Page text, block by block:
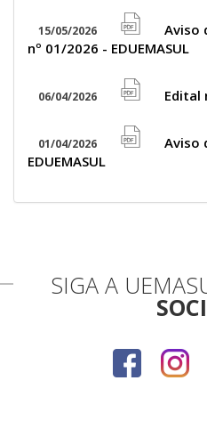
icon
15/05/2026
file
pdf
icon
Aviso
nº 01/2026 - EDUEMASUL
06/04/2026
pdf
Edital
01/04/2026
icon
Aviso
EDUEMASUL
SIGA A